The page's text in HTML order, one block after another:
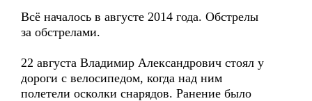
Всё началось в августе 2014 года. Обстрелы
за обстрелами.
22 августа Владимир Александрович стоял у
дороги с велосипедом, когда над ним
полетели осколки снарядов. Ранение было